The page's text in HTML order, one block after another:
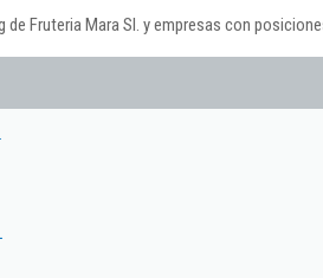
Fruteria Mara Sl. y empresas con